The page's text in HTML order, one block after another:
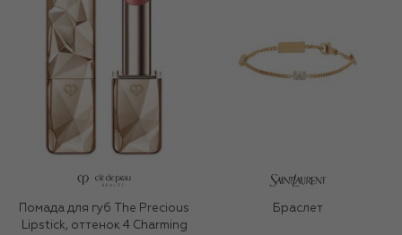
Помада для губ The Precious
Lipstick, оттенок 4 Charming
Браслет